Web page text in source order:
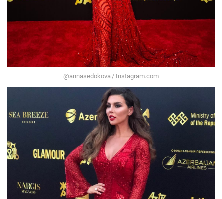
@annasedokova / Instagram.com